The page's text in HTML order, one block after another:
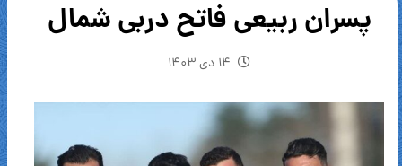
پسران ربیعى فاتح دربى شمال
۱۴ دی ۱۴۰۳